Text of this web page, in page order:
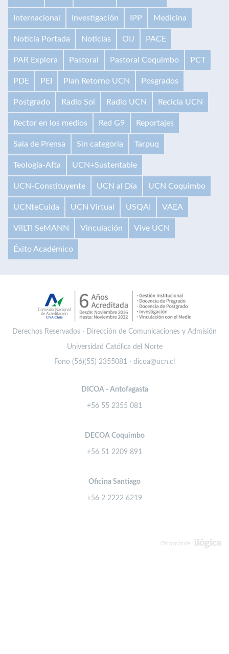
Internacional Investigación IPP Medicina
Noticia Portada Noticias OIJ PACE
PAR Explora Pastoral Pastoral Coquimbo PCT
PDE PEI Plan Retorno UCN Posgrados
Postgrado Radio Sol Radio UCN Recicla UCN
Rector en los medios Red G9 Reportajes
Sala de Prensa Sin categoría Tarpuq
Teología-Afta UCN+Sustentable
UCN-Constituyente UCN al Día UCN Coquimbo
UCNteCuida UCN Virtual USQAI VAEA
VilLTI SeMANN Vinculación Vive UCN
Éxito Académico
Derechos Reservados · Dirección de Comunicaciones y Admisión
Universidad Católica del Norte
Fono (56)(55) 2355081 · dicoa@ucn.cl
DICOA - Antofagasta
+56 55 2355 081
DECOA Coquimbo
+56 51 2209 891
Oficina Santiago
+56 2 2222 6219